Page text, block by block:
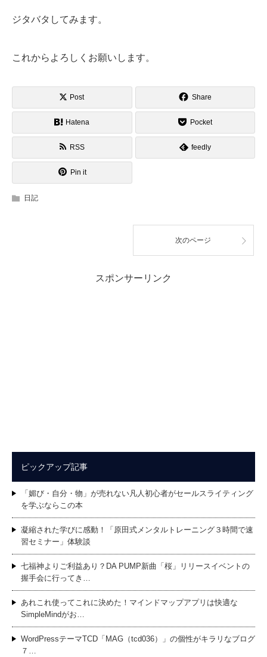
ジタバタしてみます。
これからよろしくお願いします。
Post Share
Hatena Pocket
RSS feedly
Pin it
日記
次のページ
スポンサーリンク
ピックアップ記事
「媚び・自分・物」が売れない凡人初心者がセールスライティング
を学ぶならこの本
凝縮された学びに感動！「原田式メンタルトレーニング３時間で速
習セミナー」体験談
七福神よりご利益あり？DA PUMP新曲「桜」リリースイベントの
握手会に行ってき…
あれこれ使ってこれに決めた！マインドマップアプリは快適な
SimpleMindがお…
WordPressテーマTCD「MAG（tcd036）」の個性がキラリなブログ
７…